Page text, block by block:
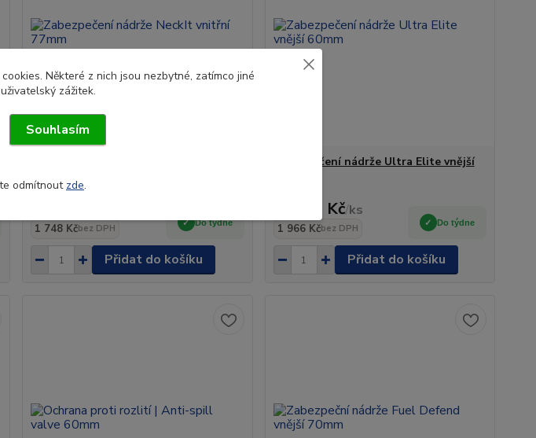
77mm
1 748 Kčbez DPH
Do týdne
Přidat do košíku
Zabezpečení nádrže Ultra Elite vnější
2 379 Kč/ks
1 966 Kčbez DPH
Do týdne
Přidat do košíku
Některé z nich jsou nezbytné, zatímco jiné
zážitek.
Souhlasím
odmítnout zde.